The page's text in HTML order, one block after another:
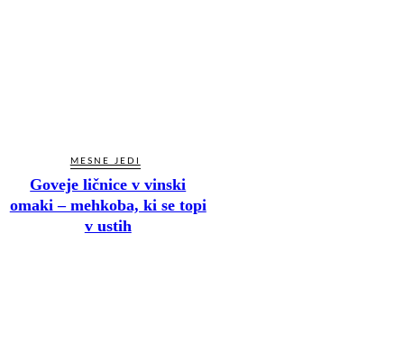
MESNE JEDI
Goveje ličnice v vinski
omaki – mehkoba, ki se topi
v ustih